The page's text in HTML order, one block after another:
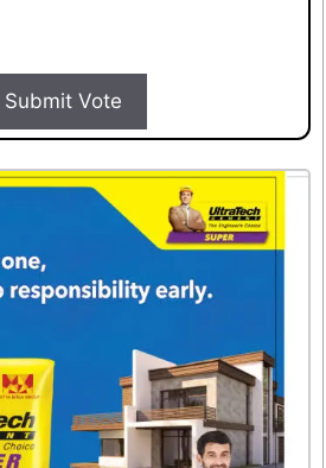
Submit Vote